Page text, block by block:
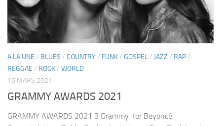
A LA UNE / BLUES / COUNTRY/ FUNK/ GOSPEL/ JAZZ / RAP/
REGGAE / ROCK/ WORLD
15 MARS 2021
GRAMMY AWARDS 2021
GRAMMY AWARDS 2021 3 Grammy for Beyoncé